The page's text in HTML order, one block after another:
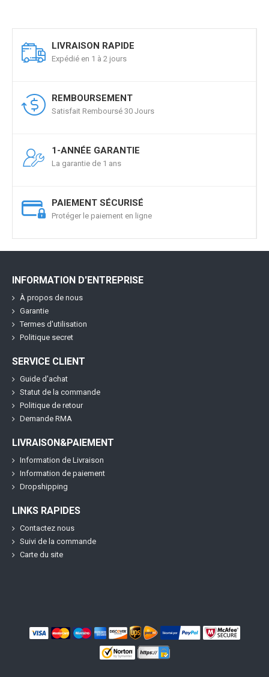
LIVRAISON RAPIDE
Expédié en 1 à 2 jours
REMBOURSEMENT
Satisfait Remboursé 30 Jours
1-ANNÉE GARANTIE
La garantie de 1 ans
PAIEMENT SÉCURISÉ
Protéger le paiement en ligne
INFORMATION D'ENTREPRISE
À propos de nous
Garantie
Termes d'utilisation
Politique secret
SERVICE CLIENT
Guide d'achat
Statut de la commande
Politique de retour
Demande RMA
LIVRAISON&PAIEMENT
Information de Livraison
Information de paiement
Dropshipping
LINKS RAPIDES
Contactez nous
Suivi de la commande
Carte du site